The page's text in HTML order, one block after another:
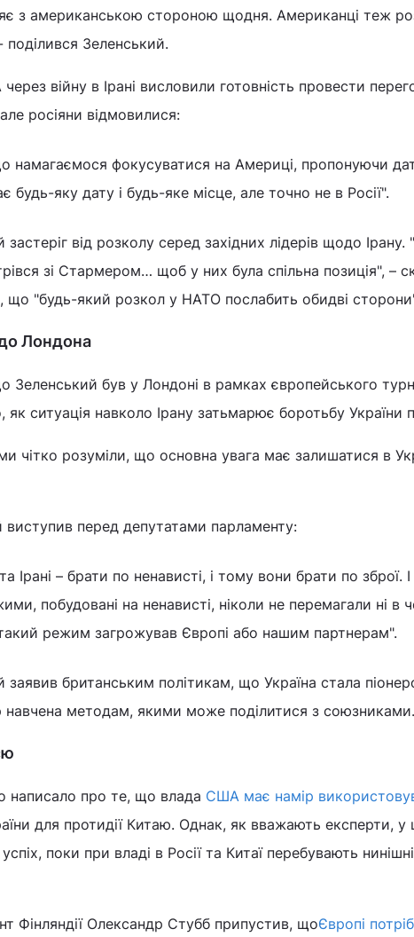
з американською стороною щодня. Американці теж
Зеленський.
війну в Ірані висловили готовність провести
росіяни відмовилися:
фокусуватися на Америці, пропонуючи
будь-яку дату і будь-яке місце, але точно не в Росії".
від розколу серед західних лідерів щодо
зі Стармером… щоб у них була спільна позиція", –
що "будь-який розкол у НАТО послабить обидві
Лондона
Зеленський був у Лондоні в рамках європейського
як ситуація навколо Ірану затьмарює боротьбу України
чітко розуміли, що основна увага має залишатися в
виступив перед депутатами парламенту:
Ірані – брати по ненависті, і тому вони брати по зброї.
побудовані на ненависті, ніколи не перемагали ні в
режим загрожував Європі або нашим партнерам".
заявив британським політикам, що Україна стала
навчена методам, якими може поділитися з союзниками.
написало про те, що влада США має намір
для протидії Китаю. Однак, як вважають експерти, у
поки при владі в Росії та Китаї перебувають нинішні
Фінляндії Олександр Стубб припустив, щоЄвропі